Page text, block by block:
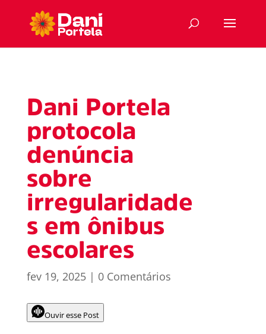
Dani Portela
protocola
denúncia
sobre
irregularidade
s em ônibus
escolares
fev 19, 2025| 0 Comentários
Ouvir esse Post